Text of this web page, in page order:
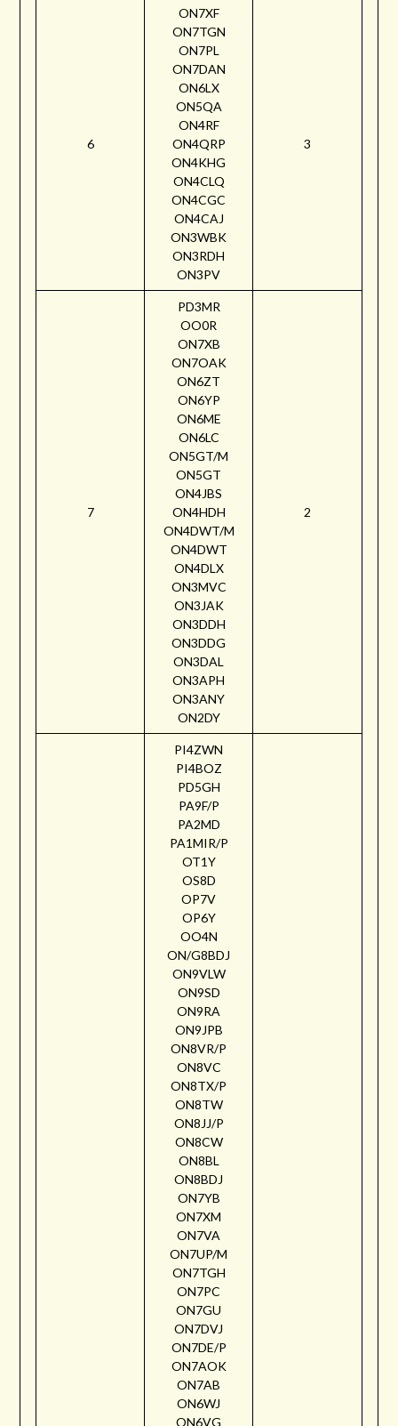
6
ON7XF
ON7TGN
ON7PL
ON7DAN
ON6LX
ON5QA
ON4RF
ON4QRP
ON4KHG
ON4CLQ
ON4CGC
ON4CAJ
ON3WBK
ON3RDH
ON3PV
3
7
PD3MR
OO0R
ON7XB
ON7OAK
ON6ZT
ON6YP
ON6ME
ON6LC
ON5GT/M
ON5GT
ON4JBS
ON4HDH
ON4DWT/M
ON4DWT
ON4DLX
ON3MVC
ON3JAK
ON3DDH
ON3DDG
ON3DAL
ON3APH
ON3ANY
ON2DY
2
PI4ZWN
PI4BOZ
PD5GH
PA9F/P
PA2MD
PA1MIR/P
OT1Y
OS8D
OP7V
OP6Y
OO4N
ON/G8BDJ
ON9VLW
ON9SD
ON9RA
ON9JPB
ON8VR/P
ON8VC
ON8TX/P
ON8TW
ON8JJ/P
ON8CW
ON8BL
ON8BDJ
ON7YB
ON7XM
ON7VA
ON7UP/M
ON7TGH
ON7PC
ON7GU
ON7DVJ
ON7DE/P
ON7AOK
ON7AB
ON6WJ
ON6VG